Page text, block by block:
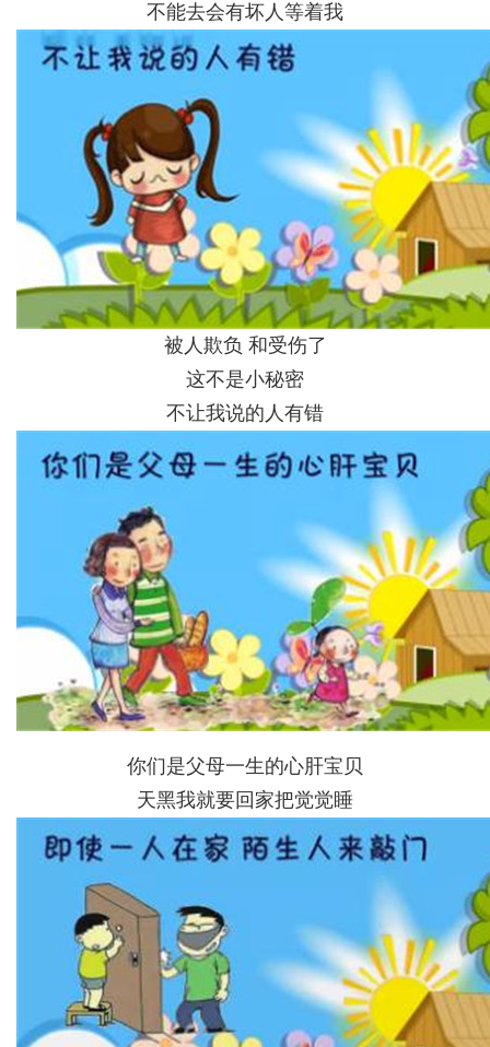
不能去会有坏人等着我
被人欺负 和受伤了
这不是小秘密
不让我说的人有错
你们是父母一生的心肝宝贝
天黑我就要回家把觉觉睡